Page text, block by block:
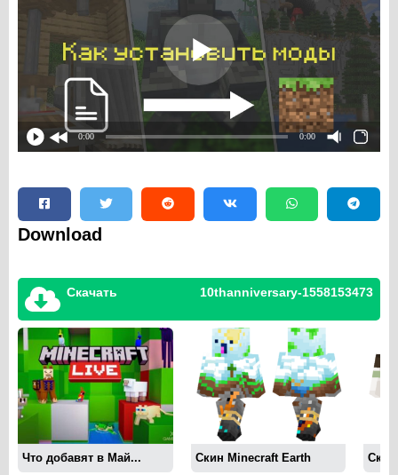
0:00 0:00
Download
Скачать 10thanniversary-1558153473
Что добавят в Май... Скин Minecraft Earth Скин